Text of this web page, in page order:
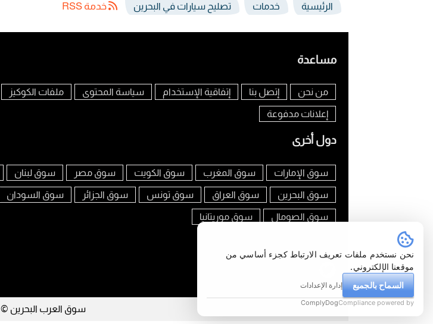
الرئيسية خدمات تصليح سيارات في البحرين خدمة RSS
مساعدة
من نحن إتصل بنا إتفاقية الإستخدام سياسة المحتوى ملفات الكوكيز
إعلانات مدفوعة
دول أخرى
سوق الإمارات سوق المغرب سوق الكويت سوق مصر سوق لبنان
سوق البحرين سوق العراق سوق تونس سوق الجزائر سوق السودان
سوق الصومال سوق موريتانيا
سوق العرب البحرين © 2026
نحن نستخدم ملفات تعريف الارتباط كجزء أساسي من
موقعنا الإلكتروني.
السماح بالجميع
إدارة الإعدادات
Compliance powered by
ComplyDog